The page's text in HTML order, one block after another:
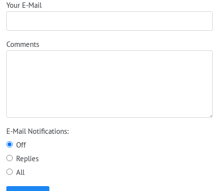
Your E-Mail
Comments
E-Mail Notifications:
Off
Replies
All